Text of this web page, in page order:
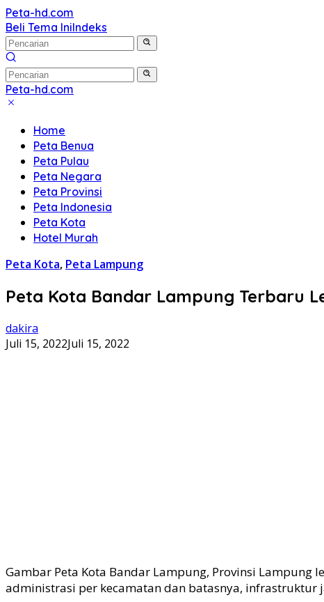
Langsung
ke
konten
Peta-hd.com
Kumpulan
Gambar
Peta
HD
Beli Tema IniIndeks
Peta-hd.com
Kumpulan
Peta
HD
Home
Peta Benua
Peta Pulau
Peta Negara
Peta Provinsi
Peta Indonesia
Peta Kota
Hotel Murah
Peta Kota, Peta Lampung
Peta Kota Bandar Lampung Terbaru
dakira
Juli 15, 2022Juli 15, 2022
Gambar Peta Kota Bandar Lampung, Provinsi
administrasi per kecamatan dan batasnya, infrastruktur